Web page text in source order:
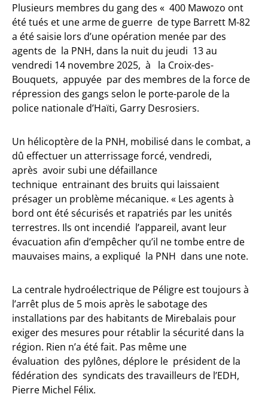
Plusieurs membres du gang des « 400 Mawozo ont
été tués et une arme de guerre de type Barrett M-82
a été saisie lors d’une opération menée par des
agents de la PNH, dans la nuit du jeudi 13 au
vendredi 14 novembre 2025, à la Croix-des-
Bouquets, appuyée par des membres de la force de
répression des gangs selon le porte-parole de la
police nationale d’Haïti, Garry Desrosiers.
Un hélicoptère de la PNH, mobilisé dans le combat, a
dû effectuer un atterrissage forcé, vendredi,
après avoir subi une défaillance
technique entrainant des bruits qui laissaient
présager un problème mécanique. « Les agents à
bord ont été sécurisés et rapatriés par les unités
terrestres. Ils ont incendié l’appareil, avant leur
évacuation afin d’empêcher qu’il ne tombe entre de
mauvaises mains, a expliqué la PNH dans une note.
La centrale hydroélectrique de Péligre est toujours à
l’arrêt plus de 5 mois après le sabotage des
installations par des habitants de Mirebalais pour
exiger des mesures pour rétablir la sécurité dans la
région. Rien n’a été fait. Pas même une
évaluation des pylônes, déplore le président de la
fédération des syndicats des travailleurs de l’EDH,
Pierre Michel Félix.